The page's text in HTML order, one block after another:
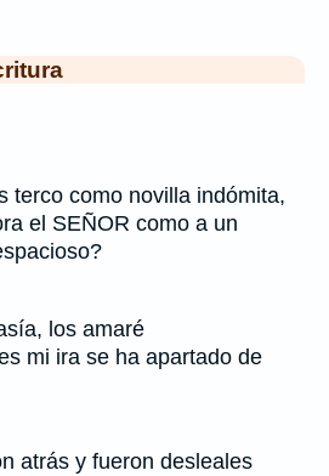
terco como novilla indómita,
el SEÑOR como a un
los amaré
mi ira se ha apartado de
atrás y fueron desleales